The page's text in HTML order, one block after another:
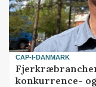
CAP-I-DANMARK
konkurrence-